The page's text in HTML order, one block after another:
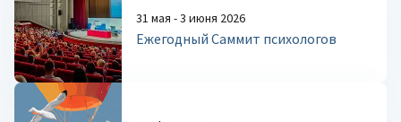
31 мая - 3 июня 2026
Ежегодный Саммит психологов